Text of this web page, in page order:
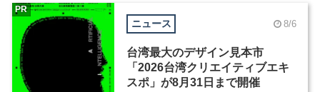
ニュース 8/6
台湾最大のデザイン見本市
「2026台湾クリエイティブエキ
スポ」が8月31日まで開催
PR